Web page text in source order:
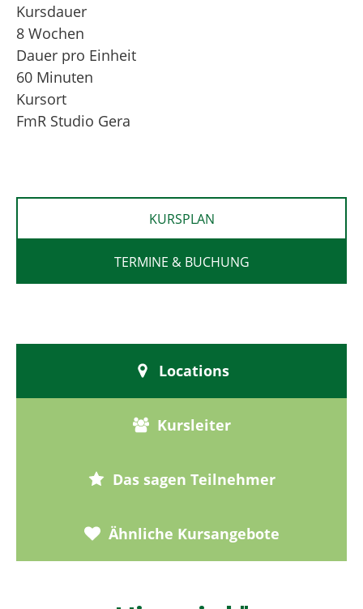
Kursdauer
8 Wochen
Dauer pro Einheit
60 Minuten
Kursort
FmR Studio Gera
KURSPLAN
TERMINE & BUCHUNG
Locations
Kursleiter
Das sagen Teilnehmer
Ähnliche Kursangebote